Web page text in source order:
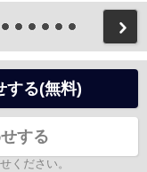
する(無料)
する
ください。